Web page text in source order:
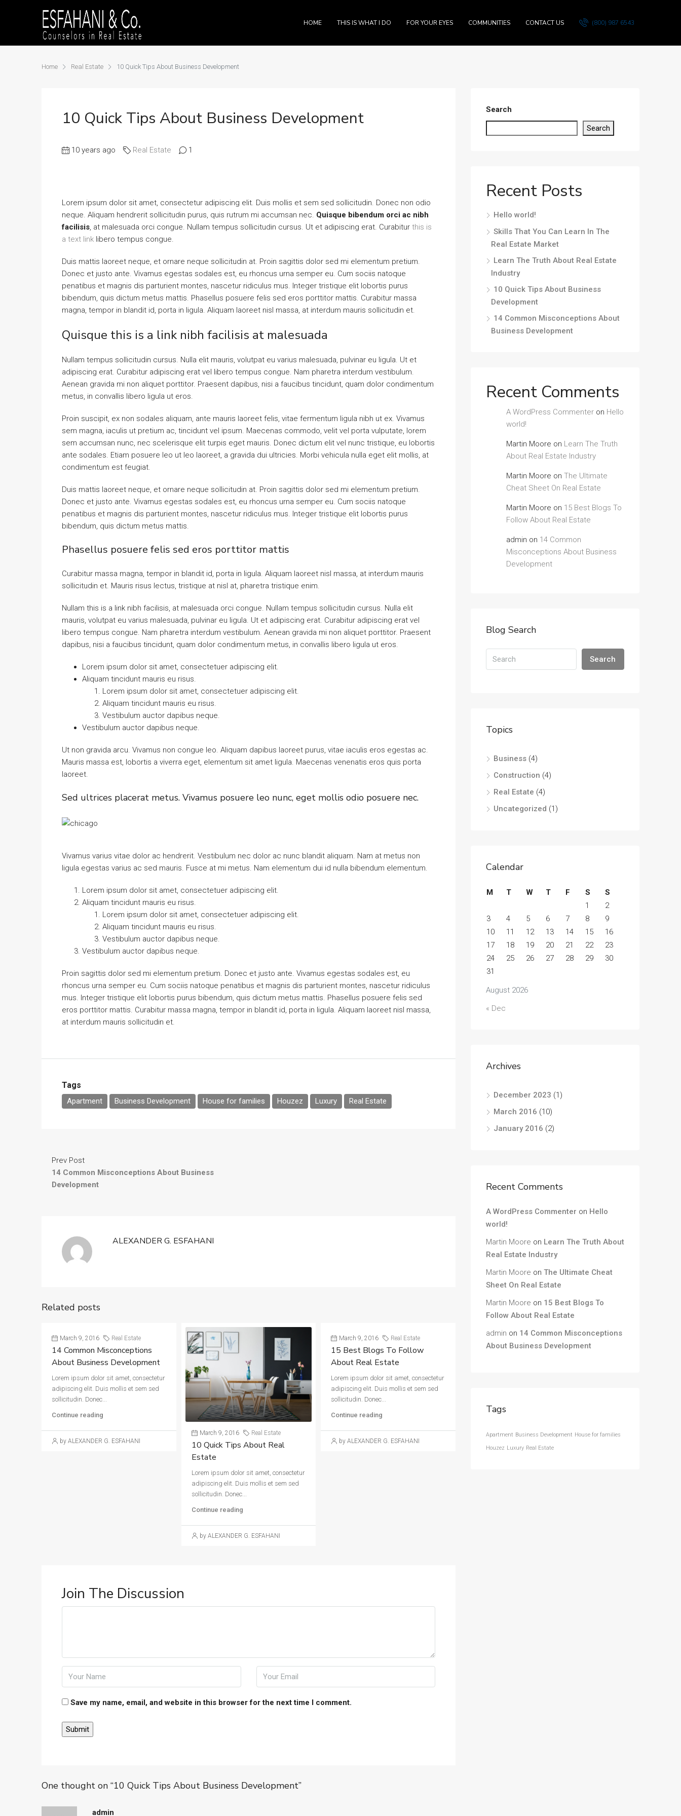
HOME THIS IS WHAT I DO FOR YOUR EYES COMMUNITIES CONTACT US (800) 987 6543
Home Real Estate 10 Quick Tips About Business Development
10 Quick Tips About Business Development
10 years ago Real Estate 1
Lorem ipsum dolor sit amet, consectetur adipiscing elit. Duis mollis et sem sed sollicitudin. Donec non odio
neque. Aliquam hendrerit sollicitudin purus, quis rutrum mi accumsan nec. Quisque bibendum orci ac nibh
facilisis, at malesuada orci congue. Nullam tempus sollicitudin cursus. Ut et adipiscing erat. Curabitur this is
a text link libero tempus congue.
Duis mattis laoreet neque, et ornare neque sollicitudin at. Proin sagittis dolor sed mi elementum pretium.
Donec et justo ante. Vivamus egestas sodales est, eu rhoncus urna semper eu. Cum sociis natoque
penatibus et magnis dis parturient montes, nascetur ridiculus mus. Integer tristique elit lobortis purus
bibendum, quis dictum metus mattis. Phasellus posuere felis sed eros porttitor mattis. Curabitur massa
magna, tempor in blandit id, porta in ligula. Aliquam laoreet nisl massa, at interdum mauris sollicitudin et.
Quisque this is a link nibh facilisis at malesuada
Nullam tempus sollicitudin cursus. Nulla elit mauris, volutpat eu varius malesuada, pulvinar eu ligula. Ut et
adipiscing erat. Curabitur adipiscing erat vel libero tempus congue. Nam pharetra interdum vestibulum.
Aenean gravida mi non aliquet porttitor. Praesent dapibus, nisi a faucibus tincidunt, quam dolor condimentum
metus, in convallis libero ligula ut eros.
Proin suscipit, ex non sodales aliquam, ante mauris laoreet felis, vitae fermentum ligula nibh ut ex. Vivamus
sem magna, iaculis ut pretium ac, tincidunt vel ipsum. Maecenas commodo, velit vel porta vulputate, lorem
sem accumsan nunc, nec scelerisque elit turpis eget mauris. Donec dictum elit vel nunc tristique, eu lobortis
ante sodales. Etiam posuere leo ut leo laoreet, a gravida dui ultricies. Morbi vehicula nulla eget elit mollis, at
condimentum est feugiat.
Duis mattis laoreet neque, et ornare neque sollicitudin at. Proin sagittis dolor sed mi elementum pretium.
Donec et justo ante. Vivamus egestas sodales est, eu rhoncus urna semper eu. Cum sociis natoque
penatibus et magnis dis parturient montes, nascetur ridiculus mus. Integer tristique elit lobortis purus
bibendum, quis dictum metus mattis.
Phasellus posuere felis sed eros porttitor mattis
Curabitur massa magna, tempor in blandit id, porta in ligula. Aliquam laoreet nisl massa, at interdum mauris
sollicitudin et. Mauris risus lectus, tristique at nisl at, pharetra tristique enim.
Nullam this is a link nibh facilisis, at malesuada orci congue. Nullam tempus sollicitudin cursus. Nulla elit
mauris, volutpat eu varius malesuada, pulvinar eu ligula. Ut et adipiscing erat. Curabitur adipiscing erat vel
libero tempus congue. Nam pharetra interdum vestibulum. Aenean gravida mi non aliquet porttitor. Praesent
dapibus, nisi a faucibus tincidunt, quam dolor condimentum metus, in convallis libero ligula ut eros.
Lorem ipsum dolor sit amet, consectetuer adipiscing elit.
Aliquam tincidunt mauris eu risus.
Lorem ipsum dolor sit amet, consectetuer adipiscing elit.
Aliquam tincidunt mauris eu risus.
Vestibulum auctor dapibus neque.
Vestibulum auctor dapibus neque.
Ut non gravida arcu. Vivamus non congue leo. Aliquam dapibus laoreet purus, vitae iaculis eros egestas ac.
Mauris massa est, lobortis a viverra eget, elementum sit amet ligula. Maecenas venenatis eros quis porta
laoreet.
Sed ultrices placerat metus. Vivamus posuere leo nunc, eget mollis odio posuere nec.
Vivamus varius vitae dolor ac hendrerit. Vestibulum nec dolor ac nunc blandit aliquam. Nam at metus non
ligula egestas varius ac sed mauris. Fusce at mi metus. Nam elementum dui id nulla bibendum elementum.
Lorem ipsum dolor sit amet, consectetuer adipiscing elit.
Aliquam tincidunt mauris eu risus.
Lorem ipsum dolor sit amet, consectetuer adipiscing elit.
Aliquam tincidunt mauris eu risus.
Vestibulum auctor dapibus neque.
Vestibulum auctor dapibus neque.
Proin sagittis dolor sed mi elementum pretium. Donec et justo ante. Vivamus egestas sodales est, eu
rhoncus urna semper eu. Cum sociis natoque penatibus et magnis dis parturient montes, nascetur ridiculus
mus. Integer tristique elit lobortis purus bibendum, quis dictum metus mattis. Phasellus posuere felis sed
eros porttitor mattis. Curabitur massa magna, tempor in blandit id, porta in ligula. Aliquam laoreet nisl massa,
at interdum mauris sollicitudin et.
Tags
Apartment Business Development House for families Houzez Luxury Real Estate
Prev Post
14 Common Misconceptions About Business
Development
ALEXANDER G. ESFAHANI
Related posts
March 9, 2016 Real Estate
14 Common Misconceptions
About Business Development
Lorem ipsum dolor sit amet, consectetur
adipiscing elit. Duis mollis et sem sed
sollicitudin. Donec...
Continue reading
by ALEXANDER G. ESFAHANI
March 9, 2016 Real Estate
10 Quick Tips About Real
Estate
Lorem ipsum dolor sit amet, consectetur
adipiscing elit. Duis mollis et sem sed
sollicitudin. Donec...
Continue reading
by ALEXANDER G. ESFAHANI
March 9, 2016 Real Estate
15 Best Blogs To Follow
About Real Estate
Lorem ipsum dolor sit amet, consectetur
adipiscing elit. Duis mollis et sem sed
sollicitudin. Donec...
Continue reading
by ALEXANDER G. ESFAHANI
Join The Discussion
Save my name, email, and website in this browser for the next time I comment.
One thought on “10 Quick Tips About Business Development”
admin
Search
Search
Recent Posts
Hello world!
Skills That You Can Learn In The
Real Estate Market
Learn The Truth About Real Estate
Industry
10 Quick Tips About Business
Development
14 Common Misconceptions About
Business Development
Recent Comments
A WordPress Commenter on Hello
world!
Martin Moore on Learn The Truth
About Real Estate Industry
Martin Moore on The Ultimate
Cheat Sheet On Real Estate
Martin Moore on 15 Best Blogs To
Follow About Real Estate
admin on 14 Common
Misconceptions About Business
Development
Blog Search
Search
Topics
Business (4)
Construction (4)
Real Estate (4)
Uncategorized (1)
Calendar
August 2026
M T W T F S
S
1
2
3
4 5 6 7 8
9
10
11 12 13 14 15
16
17
18 19 20 21 22
23
24
25 26 27 28 29
30
31
« Dec
Archives
December 2023 (1)
March 2016 (10)
January 2016 (2)
Recent Comments
A WordPress Commenter on Hello
world!
Martin Moore on Learn The Truth About
Real Estate Industry
Martin Moore on The Ultimate Cheat
Sheet On Real Estate
Martin Moore on 15 Best Blogs To
Follow About Real Estate
admin on 14 Common Misconceptions
About Business Development
Tags
Apartment Business Development House for families
Houzez Luxury Real Estate